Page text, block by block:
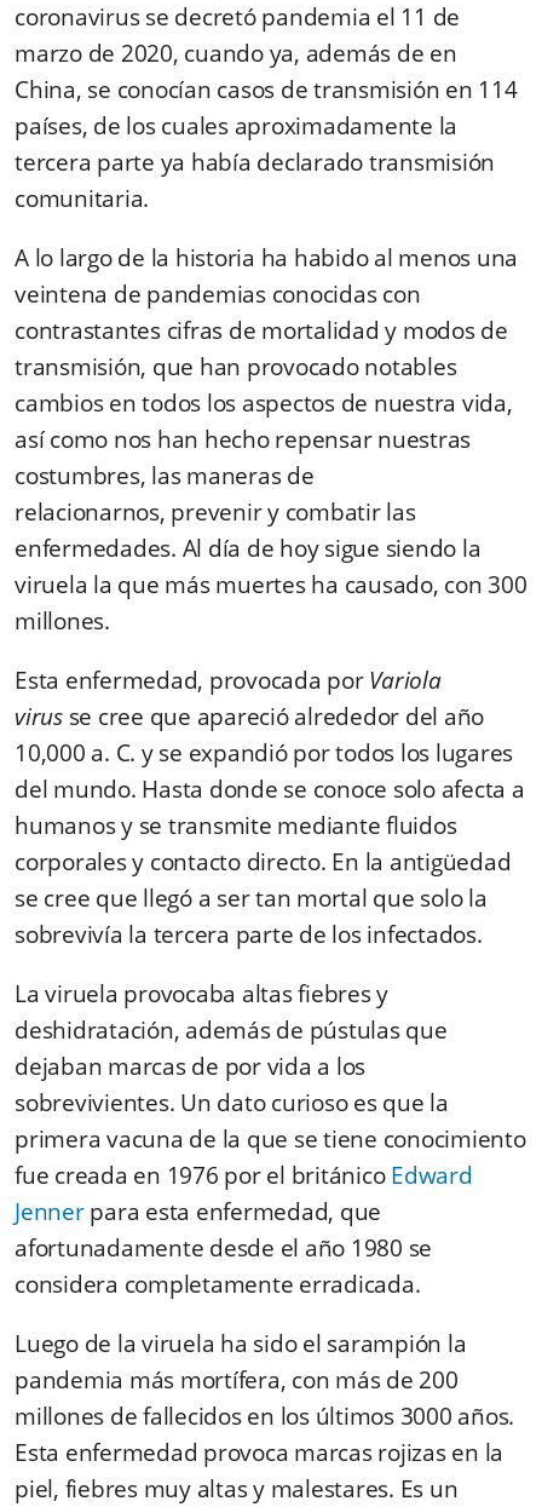
coronavirus se decretó pandemia el 11 de
marzo de 2020, cuando ya, además de en
China, se conocían casos de transmisión en 114
países, de los cuales aproximadamente la
tercera parte ya había declarado transmisión
comunitaria.
A lo largo de la historia ha habido al menos una
veintena de pandemias conocidas con
contrastantes cifras de mortalidad y modos de
transmisión, que han provocado notables
cambios en todos los aspectos de nuestra vida,
así como nos han hecho repensar nuestras
costumbres, las maneras de
relacionarnos, prevenir y combatir las
enfermedades. Al día de hoy sigue siendo la
viruela la que más muertes ha causado, con 300
millones.
Esta enfermedad, provocada porVariola
virus se cree que apareció alrededor del año
10,000 a. C. y se expandió por todos los lugares
del mundo. Hasta donde se conoce solo afecta a
humanos y se transmite mediante fluidos
corporales y contacto directo. En la antigüedad
se cree que llegó a ser tan mortal que solo la
sobrevivía la tercera parte de los infectados.
La viruela provocaba altas fiebres y
deshidratación, además de pústulas que
dejaban marcas de por vida a los
sobrevivientes. Un dato curioso es que la
primera vacuna de la que se tiene conocimiento
fue creada en 1976 por el británicoEdward
Jennerpara esta enfermedad, que
afortunadamente desde el año 1980 se
considera completamente erradicada.
Luego de la viruela ha sido el sarampión la
pandemia más mortífera, con más de 200
millones de fallecidos en los últimos 3000 años.
Esta enfermedad provoca marcas rojizas en la
piel, fiebres muy altas y malestares. Es un